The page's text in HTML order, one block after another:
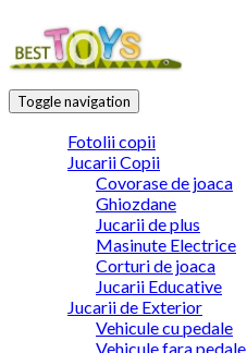
Toggle navigation
Fotolii copii
Jucarii Copii
Covorase de joaca
Ghiozdane
Jucarii de plus
Masinute Electrice
Corturi de joaca
Jucarii Educative
Jucarii de Exterior
Vehicule cu pedale
Vehicule fara pedale